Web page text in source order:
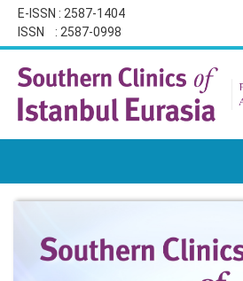
E-ISSN : 2587-1404
ISSN : 2587-0998